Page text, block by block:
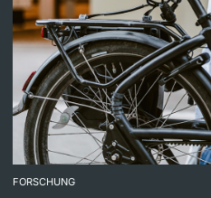
FORSCHUNG